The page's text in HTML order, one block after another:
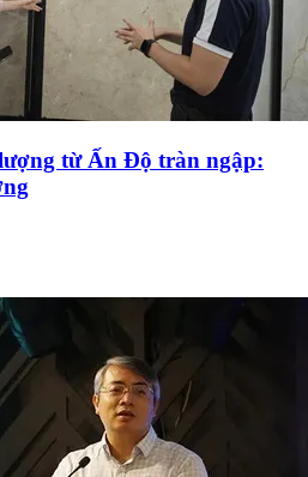
từ Ấn Độ tràn ngập: